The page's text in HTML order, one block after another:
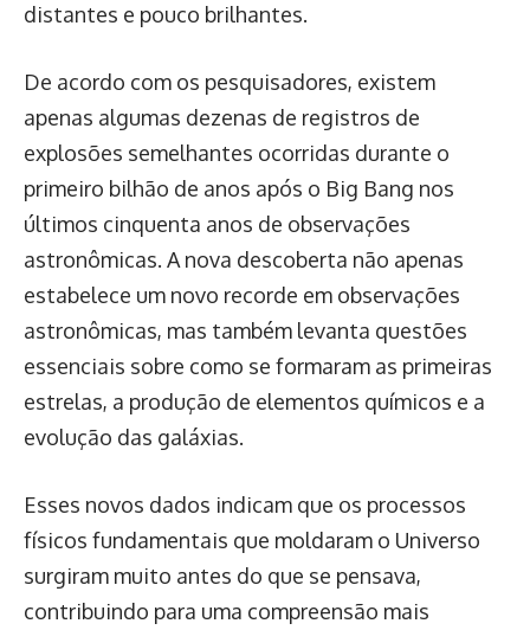
distantes e pouco brilhantes.
De acordo com os pesquisadores, existem
apenas algumas dezenas de registros de
explosões semelhantes ocorridas durante o
primeiro bilhão de anos após o Big Bang nos
últimos cinquenta anos de observações
astronômicas. A nova descoberta não apenas
estabelece um novo recorde em observações
astronômicas, mas também levanta questões
essenciais sobre como se formaram as primeiras
estrelas, a produção de elementos químicos e a
evolução das galáxias.
Esses novos dados indicam que os processos
físicos fundamentais que moldaram o Universo
surgiram muito antes do que se pensava,
contribuindo para uma compreensão mais